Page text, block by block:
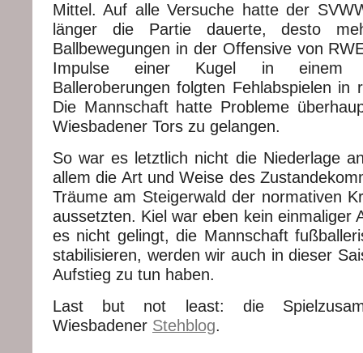
Mittel. Auf alle Versuche hatte der
länger die Partie dauerte, desto
Ballbewegungen in der Offensive von
Impulse einer Kugel in einem
Balleroberungen folgten Fehlabspielen in
Die Mannschaft hatte Probleme
Wiesbadener Tors zu gelangen.
So war es letztlich nicht die Niederlage
allem die Art und Weise des
Träume am Steigerwald der normativen
aussetzten. Kiel war eben kein einmaliger
es nicht gelingt, die Mannschaft
stabilisieren, werden wir auch in dieser
Aufstieg zu tun haben.
Last but not least: die
Wiesbadener Stehblog.